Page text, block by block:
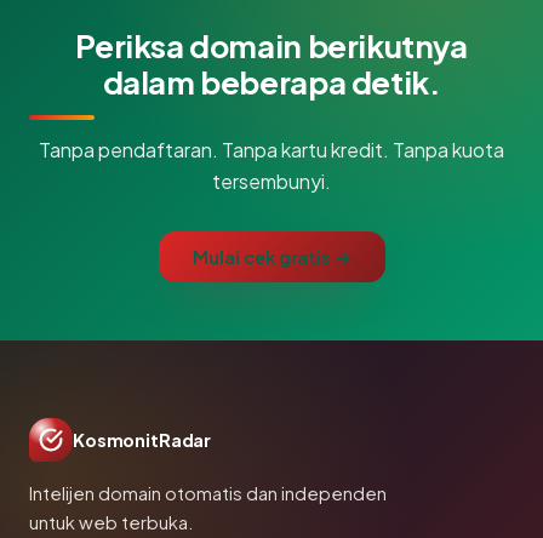
Periksa domain berikutnya
dalam beberapa detik.
Tanpa pendaftaran. Tanpa kartu kredit. Tanpa kuota
tersembunyi.
Mulai cek gratis →
KosmonitRadar
Intelijen domain otomatis dan independen
untuk web terbuka.